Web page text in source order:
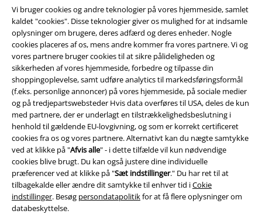
Vi bruger cookies og andre teknologier på vores hjemmeside, samlet
kaldet "cookies". Disse teknologier giver os mulighed for at indsamle
oplysninger om brugere, deres adfærd og deres enheder. Nogle
cookies placeres af os, mens andre kommer fra vores partnere. Vi og
vores partnere bruger cookies til at sikre pålideligheden og
sikkerheden af ​​vores hjemmeside, forbedre og tilpasse din
shoppingoplevelse, samt udføre analytics til markedsføringsformål
(f.eks. personlige annoncer) på vores hjemmeside, på sociale medier
og på tredjepartswebsteder Hvis data overføres til USA, deles de kun
med partnere, der er underlagt en tilstrækkelighedsbeslutning i
henhold til gældende EU-lovgivning, og som er korrekt certificeret
cookies fra os og vores partnere. Alternativt kan du nægte samtykke
ved at klikke på "Afvis alle" - i dette tilfælde vil kun nødvendige
cookies blive brugt. Du kan også justere dine individuelle
præferencer ved at klikke på "Sæt indstillinger." Du har ret til at
tilbagekalde eller ændre dit samtykke til enhver tid iCokie
indstillinger. Besøg persondatapolitikfor at få flere oplysninger om
databeskyttelse.
A Warner Music Group Company